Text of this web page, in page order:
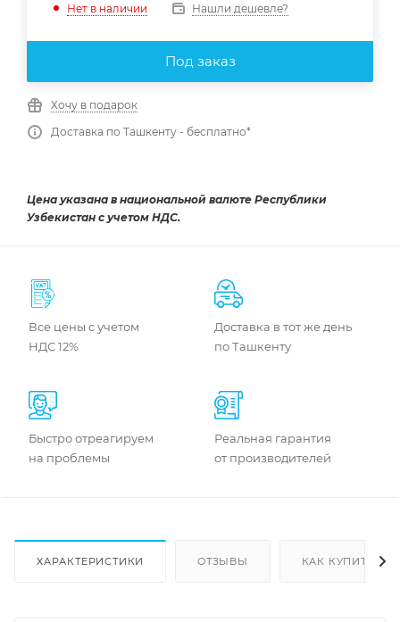
Нет в наличии Нашли дешевле?
Под заказ
Хочу в подарок
Доставка по Ташкенту - бесплатно*
Цена указана в национальной валюте Республики
Узбекистан с учетом НДС.
Все цены с учетом
НДС 12%
Доставка в тот же день
по Ташкенту
Быстро отреагируем
на проблемы
Реальная гарантия
от производителей
ХАРАКТЕРИСТИКИ ОТЗЫВЫ КАК КУПИТЬ